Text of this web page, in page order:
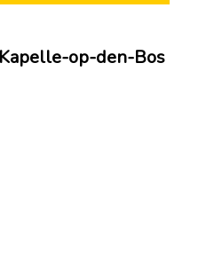
op-den-Bos